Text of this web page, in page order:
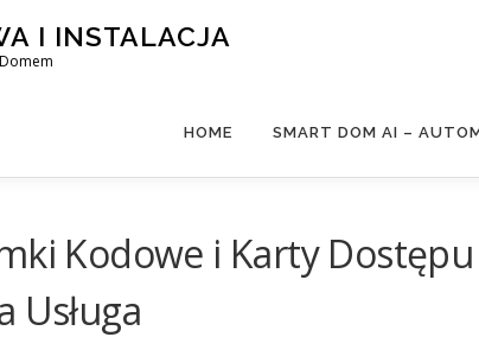
I INSTALACJA
HOME SMART DOM AI –
Kodowe i Karty Dostępu
Usługa